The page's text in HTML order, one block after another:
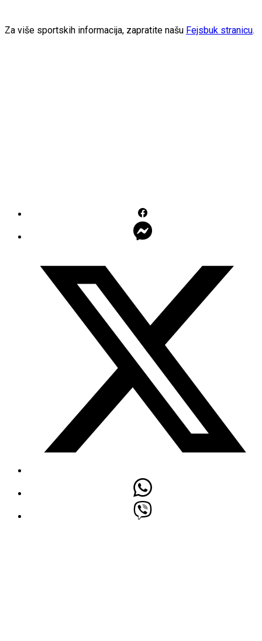
Za više sportskih informacija, zapratite našu Fejsbuk stranicu.